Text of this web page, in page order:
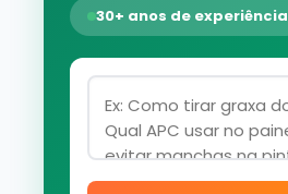
30+ anos de experiência